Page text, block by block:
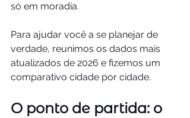
só em moradia.
Para ajudar você a se planejar de
verdade, reunimos os dados mais
atualizados de 2026 e fizemos um
comparativo cidade por cidade.
O ponto de partida: o